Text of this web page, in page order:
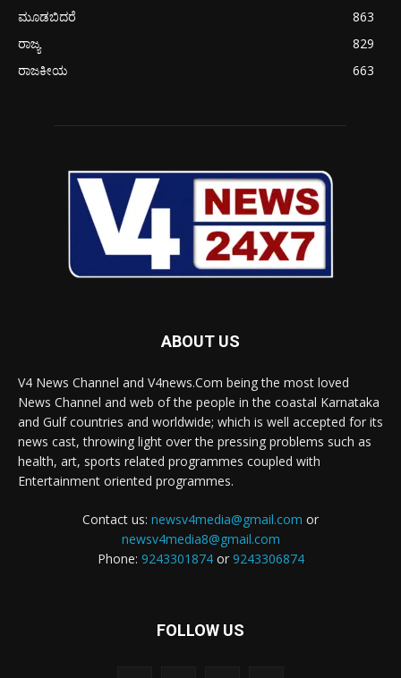
ಮೂಡಬಿದರೆ
863
ರಾಜ್ಯ
829
ರಾಜಕೀಯ
663
ABOUT US
V4 News Channel and V4news.Com being the most loved
News Channel and web of the people in the coastal Karnataka
and Gulf countries and worldwide; which is well accepted for its
news cast, throwing light over the pressing problems such as
health, art, sports related programmes coupled with
Entertainment oriented programmes.
Contact us: newsv4media@gmail.com or
newsv4media8@gmail.com
Phone: 9243301874or 9243306874
FOLLOW US